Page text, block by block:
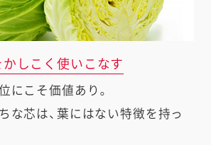
しこく使いこなす
にこそ価値あり。
な芯は、葉にはない特徴を持っ